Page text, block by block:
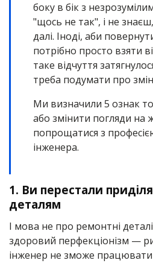
боку в бік з
"щось не так", і не
далі. Іноді, аби
потрібно просто взяти
таке відчуття
треба подумати про
Ми визначили 5 ознак
або змінити погляди на
попрощатися з
інженера.
1. Ви перестали
деталям
І мова не про ремонтні
здоровий перфекціонізм —
інженер не зможе